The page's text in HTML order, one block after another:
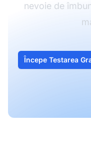
nevoie de
Începe Testarea